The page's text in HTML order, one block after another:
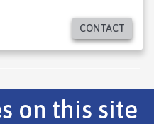
CONTACT
on this site